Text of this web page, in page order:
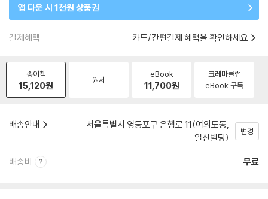
앱 다운 시 1천원 상품권
결제혜택 카드/간편결제 혜택을 확인하세요
종이책
15,120원 원서
eBook
11,700원
크레마클럽
eBook 구독
배송안내
서울특별시 영등포구 은행로 11(여의도동,
일신빌딩)
변경
배송비 무료